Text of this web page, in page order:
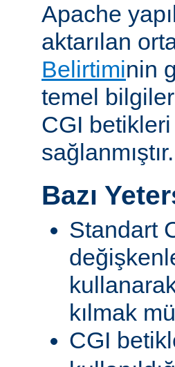
Apache
aktarılan
Belirtiminin
temel
CGI
sağlanmıştır.
Bazı
Standart
kılmak
CGI